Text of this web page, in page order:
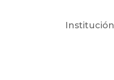
Institución